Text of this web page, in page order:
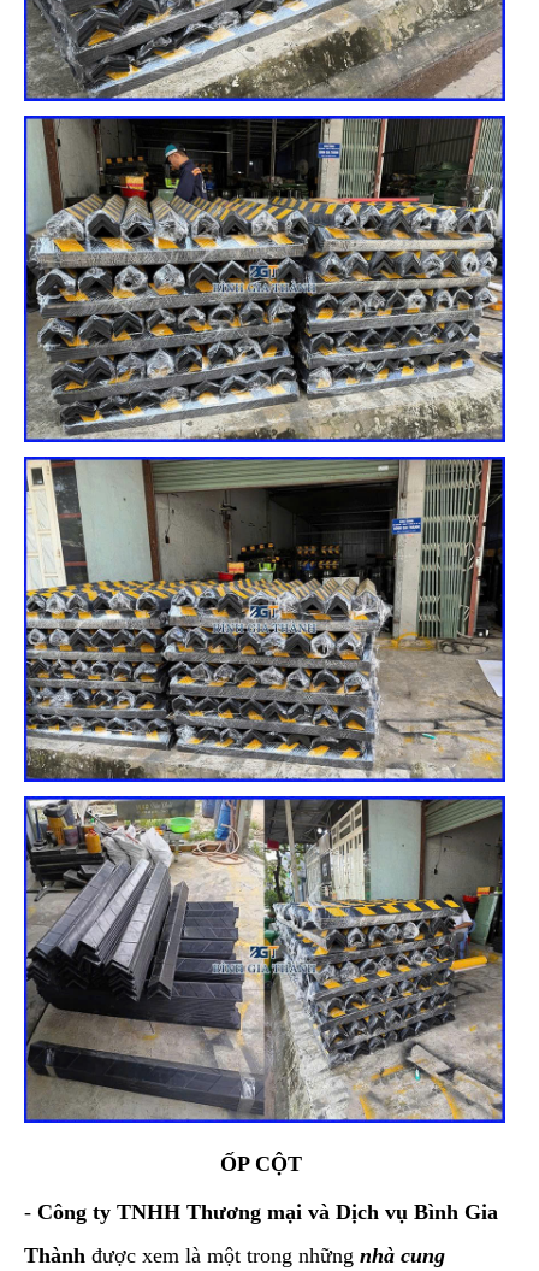
ỐP CỘT
- Công ty TNHH Thương mại và Dịch vụ Bình Gia
Thành được xem là một trong những nhà cung